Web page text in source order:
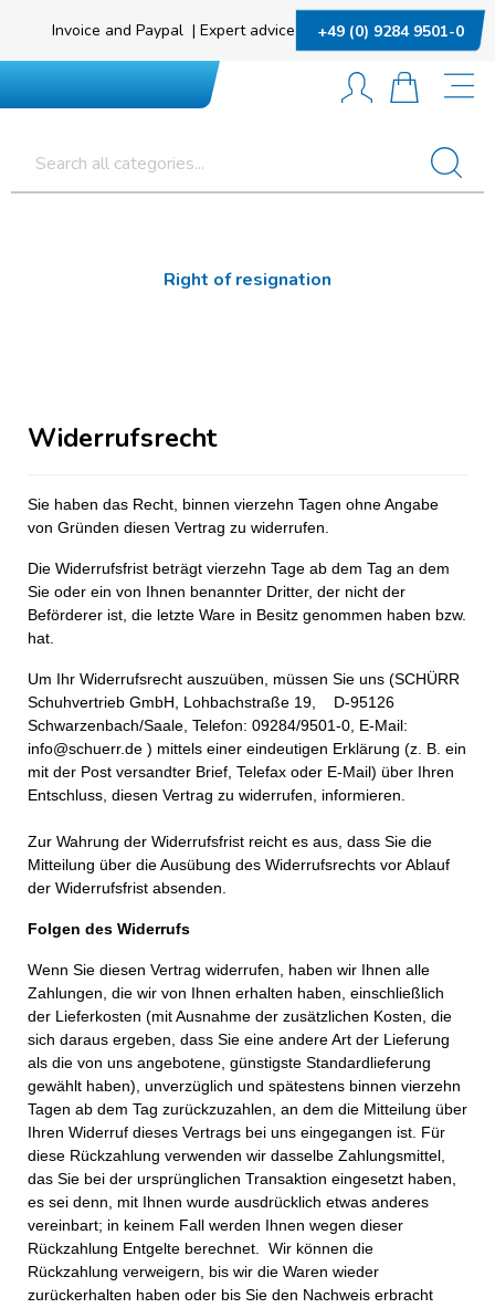
Invoice and Paypal | Expert advice +49 (0) 9284 9501-0
Right of resignation
Widerrufsrecht
Sie haben das Recht, binnen vierzehn Tagen ohne Angabe
von Gründen diesen Vertrag zu widerrufen.
Die Widerrufsfrist beträgt vierzehn Tage ab dem Tag an dem
Sie oder ein von Ihnen benannter Dritter, der nicht der
Beförderer ist, die letzte Ware in Besitz genommen haben bzw.
hat.
Um Ihr Widerrufsrecht auszuüben, müssen Sie uns (SCHÜRR
Schuhvertrieb GmbH, Lohbachstraße 19, D-95126
Schwarzenbach/Saale, Telefon: 09284/9501-0, E-Mail:
info@schuerr.de ) mittels einer eindeutigen Erklärung (z. B. ein
mit der Post versandter Brief, Telefax oder E-Mail) über Ihren
Entschluss, diesen Vertrag zu widerrufen, informieren.
Zur Wahrung der Widerrufsfrist reicht es aus, dass Sie die
Mitteilung über die Ausübung des Widerrufsrechts vor Ablauf
der Widerrufsfrist absenden.
Folgen des Widerrufs
Wenn Sie diesen Vertrag widerrufen, haben wir Ihnen alle
Zahlungen, die wir von Ihnen erhalten haben, einschließlich
der Lieferkosten (mit Ausnahme der zusätzlichen Kosten, die
sich daraus ergeben, dass Sie eine andere Art der Lieferung
als die von uns angebotene, günstigste Standardlieferung
gewählt haben), unverzüglich und spätestens binnen vierzehn
Tagen ab dem Tag zurückzuzahlen, an dem die Mitteilung über
Ihren Widerruf dieses Vertrags bei uns eingegangen ist. Für
diese Rückzahlung verwenden wir dasselbe Zahlungsmittel,
das Sie bei der ursprünglichen Transaktion eingesetzt haben,
es sei denn, mit Ihnen wurde ausdrücklich etwas anderes
vereinbart; in keinem Fall werden Ihnen wegen dieser
Rückzahlung Entgelte berechnet. Wir können die
Rückzahlung verweigern, bis wir die Waren wieder
zurückerhalten haben oder bis Sie den Nachweis erbracht